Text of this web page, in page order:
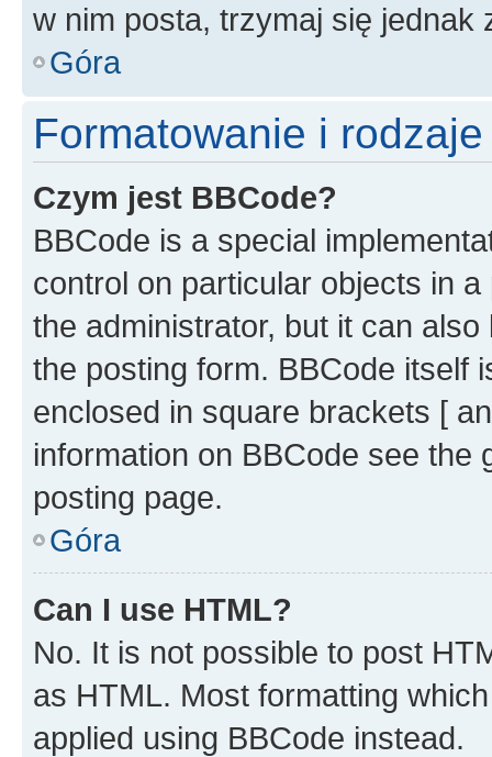
w nim posta, trzymaj się jednak
Góra
Formatowanie i
Czym jest BBCode?
BBCode is a special
control on particular objects in
the administrator, but it can
the posting form. BBCode itself
enclosed in square brackets [
information on BBCode see
posting page.
Góra
Can I use HTML?
No. It is not possible to post
as HTML. Most formatting
applied using BBCode instead.